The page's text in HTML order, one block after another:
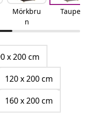
Mörkbru
n
Taupe
x 200 cm
120 x 200 cm
160 x 200 cm